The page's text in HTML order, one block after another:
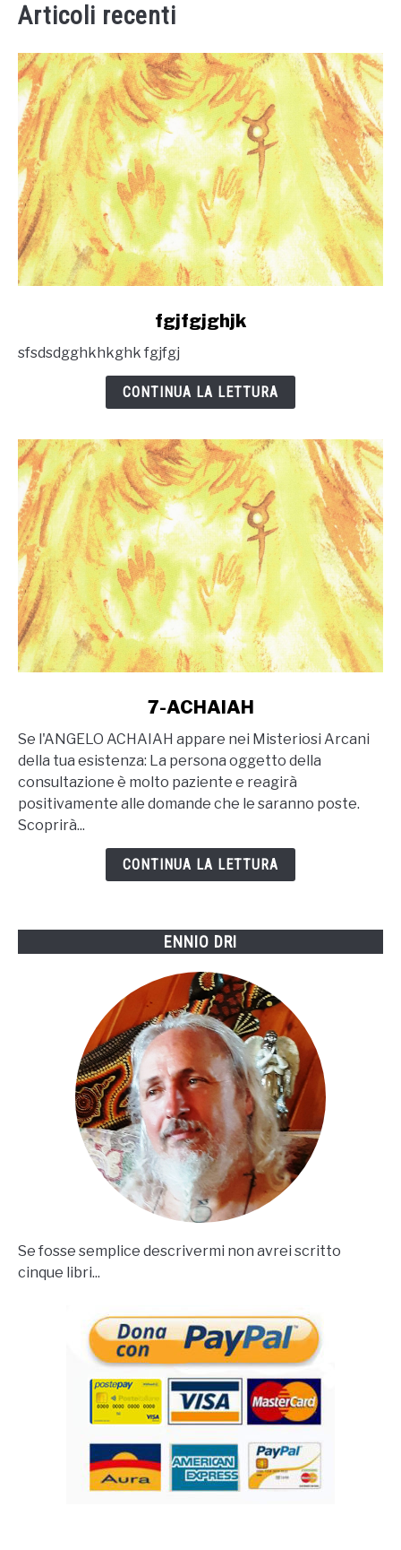
Articoli recenti
fgjfgjghjk
fgjfgjghjk
sfsdsdgghkhkghk fgjfgj
CONTINUA LA LETTURA
7-
ACHAIAH
7-ACHAIAH
Se l'ANGELO ACHAIAH appare nei Misteriosi Arcani
della tua esistenza: La persona oggetto della
consultazione è molto paziente e reagirà
positivamente alle domande che le saranno poste.
Scoprirà...
CONTINUA LA LETTURA
ENNIO DRI
Se fosse semplice descrivermi non avrei scritto
cinque libri...